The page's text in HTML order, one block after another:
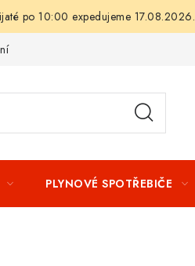
po 10:00 expedujeme 17.08.2026.
PLYNOVÉ SPOTŘEBIČE